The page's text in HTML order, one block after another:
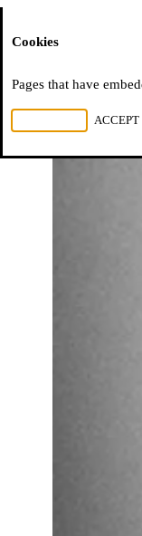
Cookies
Pages that have